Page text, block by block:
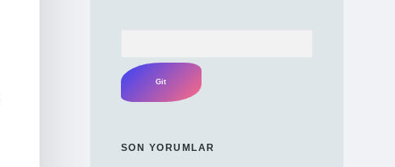
SON YORUMLAR